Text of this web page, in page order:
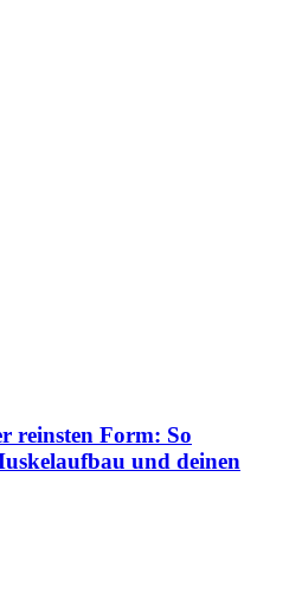
reinsten Form: So
und deinen